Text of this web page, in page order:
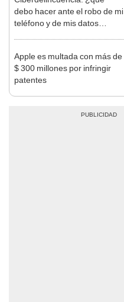
debo hacer ante el robo de mi
teléfono y de mis datos
Apple es multada con más de
$ 300 millones por infringir
patentes